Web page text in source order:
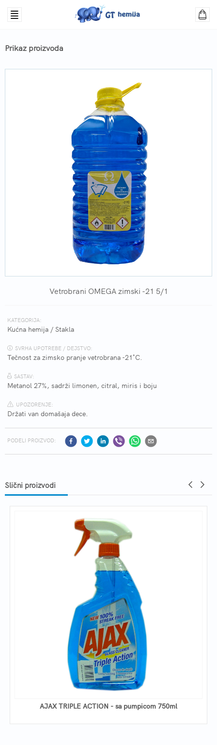
Prikaz proizvoda
Vetrobrani OMEGA zimski -21 5/1
KATEGORIJA:
Kućna hemija / Stakla
SVRHA UPOTREBE / DEJSTVO:
Tečnost za zimsko pranje vetrobrana -21˚C.
SASTAV:
Metanol 27%, sadrži limonen, citral, miris i boju
UPOZORENJE:
Držati van domašaja dece.
PODELI PROIZVOD:
Slični proizvodi
AJAX TRIPLE ACTION - sa pumpicom 750ml